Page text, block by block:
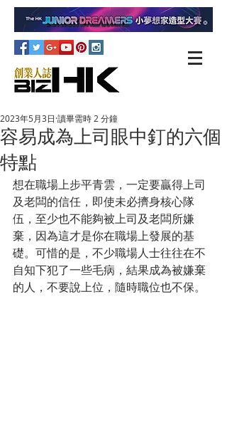
容易成為上司眼中釘的六個
特點
2023年5月3日 讀畢需時 2 分鐘
想在職場上步平青雲，一定要贏得上司
及老闆的信任，即使未必擠身核心隊
伍，至少也不能夠被上司及老闆所嫌
棄，因為這才是你在職場上發展的基
礎。可惜的是，不少職場人士往往在不
自知下犯了一些毛病，結果成為被嫌棄
的人，不要說上位，隨時職位也不保。